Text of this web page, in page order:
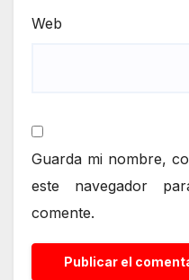
Web
Guarda mi nombre,
este navegador
comente.